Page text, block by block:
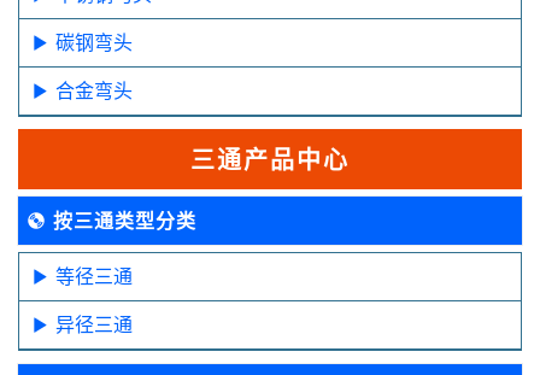
碳钢弯头
合金弯头
三通产品中心
按三通类型分类
等径三通
异径三通